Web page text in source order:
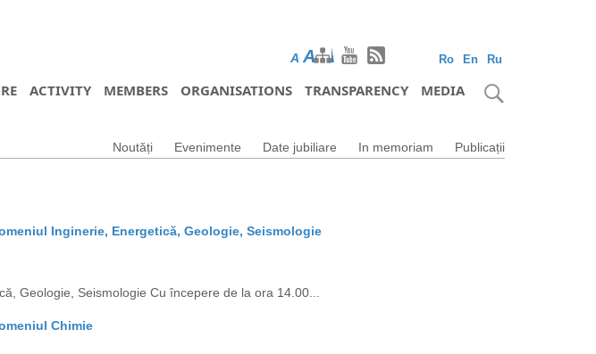
Ro En Ru
A AA
ACTIVITY MEMBERS ORGANISATIONS TRANSPARENCY MEDIA
Noutăți Evenimente Date jubiliare In memoriam Publicații
Inginerie, Energetică, Geologie, Seismologie
Geologie, Seismologie Cu începere de la ora 14.00...
Chimie